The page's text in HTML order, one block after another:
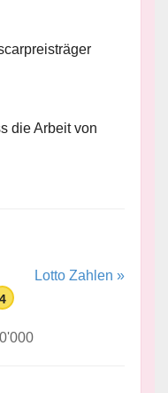
die Arbeit von
Lotto Zahlen »
4